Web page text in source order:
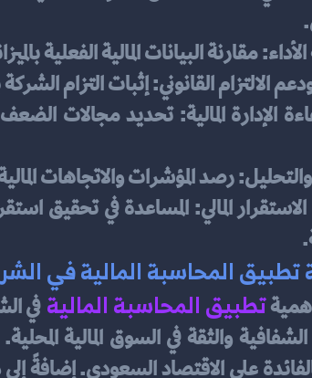
مقارنة البيانات المالية الفعلية
الالتزام القانوني: إثبات التزام
رصد المؤشرات والاتجاهات
تطبيق المحاسبة المالية في
تطبيق المحاسبة المالية